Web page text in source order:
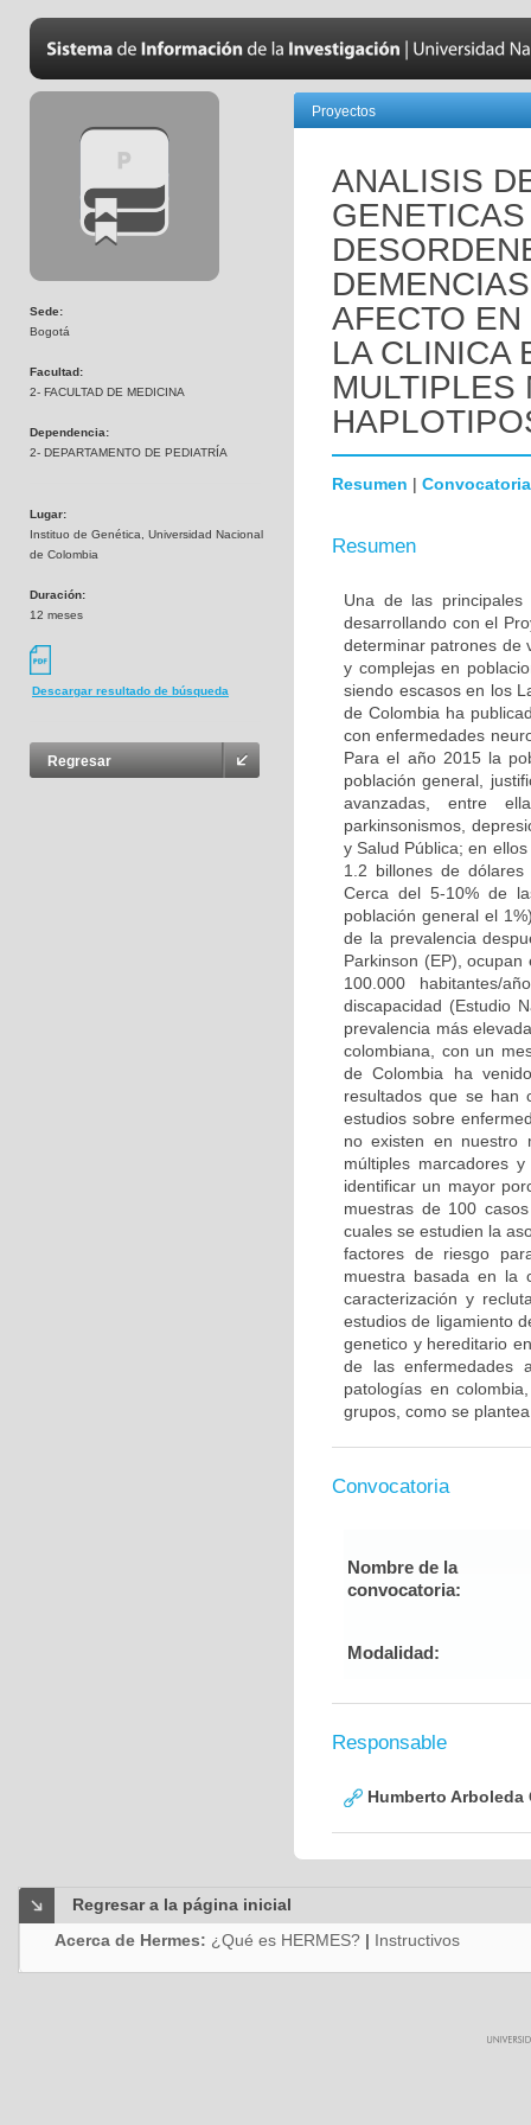
Sede:
Bogotá
Facultad:
2- FACULTAD DE MEDICINA
Dependencia:
2- DEPARTAMENTO DE PEDIATRÍA
Lugar:
Instituo de Genética, Universidad Nacional
de Colombia
Duración:
12 meses
Descargar resultado de búsqueda
Regresar
Proyectos
ANALISIS
AFECTO
LA CLINICA
MULTIPLES
Resumen | Convocatoria
Resumen
Una de las
desarrollando con el
determinar patrones de
y complejas en
siendo escasos en los
de Colombia ha
con enfermedades
Para el año 2015 la
población general,
avanzadas, entre
parkinsonismos,
y Salud Pública; en
1.2 billones de
Cerca del 5-10% de
población general el
de la prevalencia
Parkinson (EP),
100.000 habitantes/
discapacidad (Estudio
prevalencia más
colombiana, con un
de Colombia ha
resultados que se han
estudios sobre
no existen en nuestro
múltiples marcadores
identificar un mayor
muestras de 100
cuales se estudien la
factores de riesgo
muestra basada en la
caracterización y
estudios de ligamiento
genetico y hereditario
de las enfermedades
patologías en
grupos, como se
Convocatoria
Nombre de la
convocatoria:
Modalidad:
Responsable
Humberto Arboleda
Regresar a la página inicial
Acerca de Hermes: ¿Qué es HERMES? | Instructivos